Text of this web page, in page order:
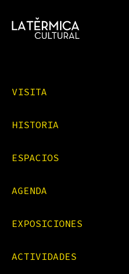
VISITA
HISTORIA
ESPACIOS
AGENDA
EXPOSICIONES
ACTIVIDADES